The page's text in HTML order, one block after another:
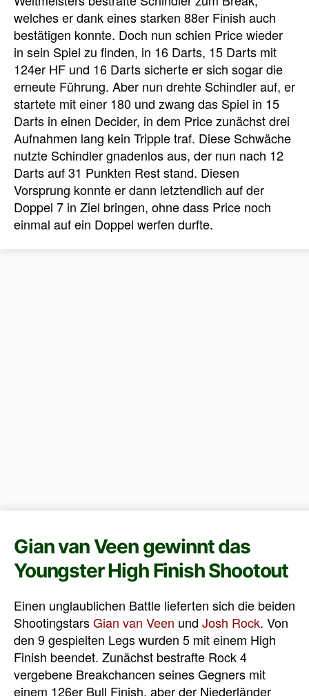
welches er dank eines starken 88er Finish auch
bestätigen konnte. Doch nun schien Price wieder
in sein Spiel zu finden, in 16 Darts, 15 Darts mit
124er HF und 16 Darts sicherte er sich sogar die
erneute Führung. Aber nun drehte Schindler auf, er
startete mit einer 180 und zwang das Spiel in 15
Darts in einen Decider, in dem Price zunächst drei
Aufnahmen lang kein Tripple traf. Diese Schwäche
nutzte Schindler gnadenlos aus, der nun nach 12
Darts auf 31 Punkten Rest stand. Diesen
Vorsprung konnte er dann letztendlich auf der
Doppel 7 in Ziel bringen, ohne dass Price noch
einmal auf ein Doppel werfen durfte.
Gian van Veen gewinnt das
Youngster High Finish Shootout
Einen unglaublichen Battle lieferten sich die beiden
ShootingstarsGian van Veen und Josh Rock. Von
den 9 gespielten Legs wurden 5 mit einem High
Finish beendet. Zunächst bestrafte Rock 4
vergebene Breakchancen seines Gegners mit
einem 126er Bull Finish, aber der Niederländer